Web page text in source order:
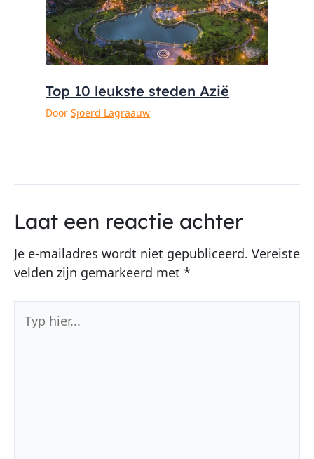
Top 10 leukste steden Azië
Door Sjoerd Lagraauw
Laat een reactie achter
Je e-mailadres wordt niet gepubliceerd. Vereiste
velden zijn gemarkeerd met *
hier...